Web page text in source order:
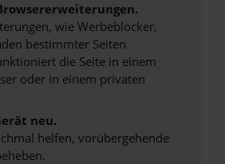
wie Werbeblocker,
bestimmter Seiten
die Seite in einem
oder in einem privaten
neu.
helfen, vorübergehende